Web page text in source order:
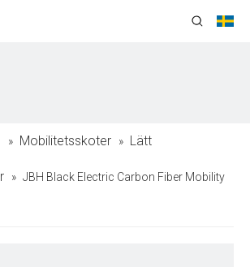
» Mobilitetsskoter » Lätt
» JBH Black Electric Carbon Fiber Mobility